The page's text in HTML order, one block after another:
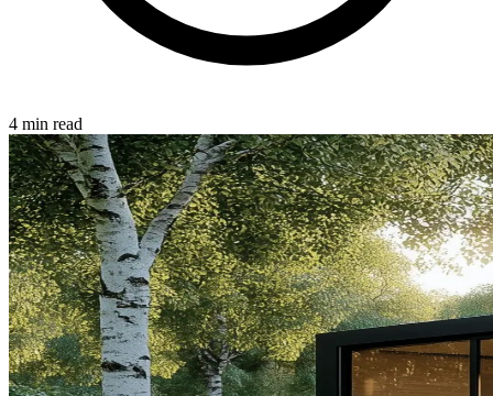
4 min read